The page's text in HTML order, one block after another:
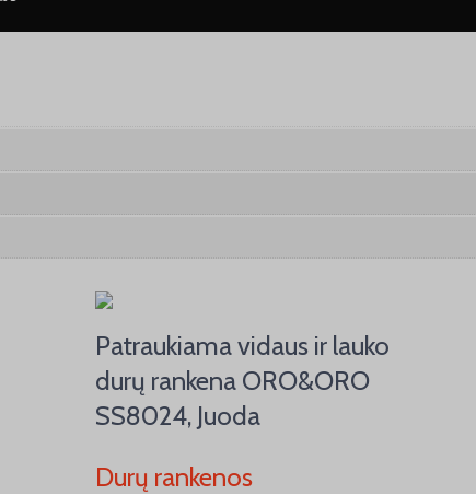
Patraukiama vidaus ir lauko
durų rankena ORO&ORO
SS8024, Juoda
Durų rankenos